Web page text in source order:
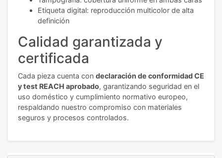
Etiqueta digital: reproducción multicolor de alta
definición
Calidad garantizada y
certificada
Cada pieza cuenta con declaración de conformidad CE
y test REACH aprobado, garantizando seguridad en el
uso doméstico y cumplimiento normativo europeo,
respaldando nuestro compromiso con materiales
seguros y procesos controlados.